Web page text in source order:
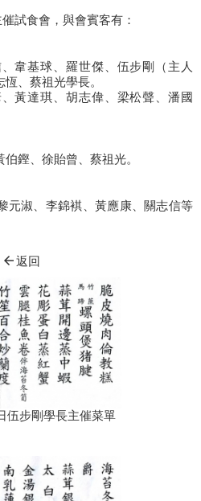
試食會，與會賓客有：
韋基球、羅世傑、伍步剛（主人
、蔡祖光學長。
黃達琪、胡志偉、梁松聲、潘國
鏗、徐貽曾、蔡祖光。
元淑、李錦褀、黃應康、關志信等
arrow_back返回
伍步剛學長主催菜單